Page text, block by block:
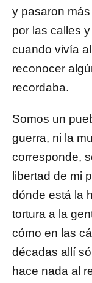
y pasaron
por las calles
cuando vivía
reconocer
recordaba.
Somos un
guerra, ni la
corresponde,
libertad de mi
dónde está la
tortura a la
cómo en las
décadas allí
hace nada al